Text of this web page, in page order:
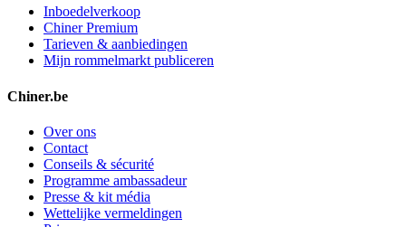
Inboedelverkoop
Chiner Premium
Tarieven & aanbiedingen
Mijn rommelmarkt publiceren
Chiner.be
Over ons
Contact
Conseils & sécurité
Programme ambassadeur
Presse & kit média
Wettelijke vermeldingen